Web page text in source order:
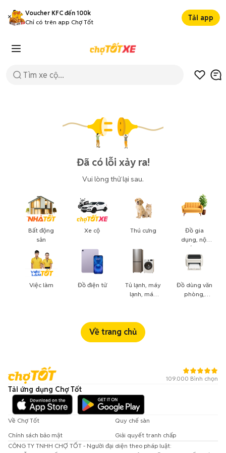
Voucher KFC đến 100k
Chỉ có trên app Chợ Tốt
Tải app
Đã có lỗi xảy ra!
Vui lòng thử lại sau.
Bất động
sản
Việc làm
Xe cộ
Đồ điện tử
Thú cưng
Tủ lạnh, máy
lạnh, máy
Đồ gia
dụng, nội
thất, cây
cảnh
Đồ dùng văn
phòng,
Về trang chủ
109.000 Bình chọn
Tải ứng dụng Chợ Tốt
Về Chợ Tốt
Quy chế sàn
Chính sách bảo mật
Giải quyết tranh chấp
CÔNG TY TNHH CHỢ TỐT - Người đại diện theo pháp luật: